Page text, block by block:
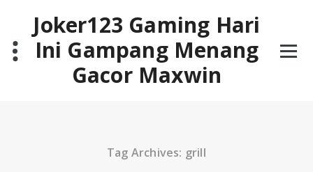
contentJoker123 Gaming Hari
Ini Gampang Menang
Gacor Maxwin
Tag Archives: grill